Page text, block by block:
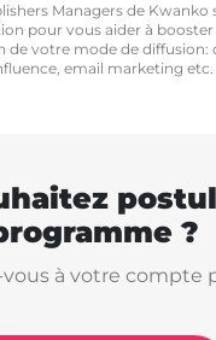
Managers de Kwanko
pour vous aider à booster
de votre mode de diffusion:
email marketing etc.
?
à votre compte